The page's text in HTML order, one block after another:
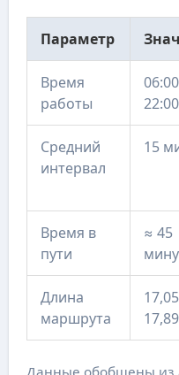
Параметр
Время
работы
22:00
Средний
интервал
15
Время в
пути
≈ 45
Длина
маршрута